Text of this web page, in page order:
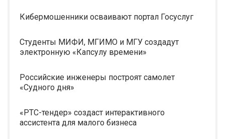
Кибермошенники осваивают портал Госуслуг
Студенты МИФИ, МГИМО и МГУ создадут
электронную «Капсулу времени»
Российские инженеры построят самолет
«Судного дня»
«РТС-тендер» создаст интерактивного
ассистента для малого бизнеса